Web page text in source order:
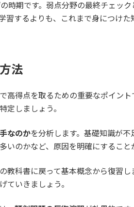
時期です。弱点分野の最終チェッ
習するよりも、これまで身につけ
法
高得点を取るための重要なポイン
定しましょう。
なのかを分析します。基礎知識が
いのかなど、原因を明確にすること
教科書に戻って基本概念から復習し
ていきましょう。